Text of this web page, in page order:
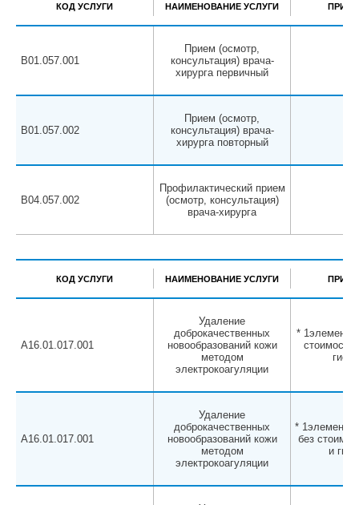
КОД УСЛУГИ НАИМЕНОВАНИЕ УСЛУГИ
B01.057.001
Прием (осмотр,
консультация) врача-
хирурга первичный
B01.057.002
Прием (осмотр,
консультация) врача-
хирурга повторный
B04.057.002
Профилактический прием
(осмотр, консультация)
врача-хирурга
КОД УСЛУГИ НАИМЕНОВАНИЕ УСЛУГИ
A16.01.017.001
Удаление
доброкачественных
новообразований кожи
методом
электрокоагуляции
* 1элемент
стоимости
A16.01.017.001
Удаление
доброкачественных
новообразований кожи
методом
электрокоагуляции
* 1элемент
без
и